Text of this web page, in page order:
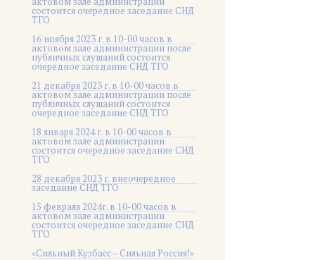
состоится очередное заседание СНД
ТГО
16 ноября 2023 г. в 10-00 часов в
актовом зале администрации после
публичных слушаний состоится
очередное заседание СНД ТГО
21 декабря 2023 г. в 10-00 часов в
актовом зале администрации после
публичных слушаний состоится
очередное заседание СНД ТГО
18 января 2024 г. в 10-00 часов в
актовом зале администрации
состоится очередное заседание СНД
ТГО
28 декабря 2023 г. внеочередное
заседание СНД ТГО
15 февраля 2024г. в 10-00 часов в
актовом зале администрации
состоится очередное заседание СНД
ТГО
«Сильный Кузбасс – Сильная Россия!»